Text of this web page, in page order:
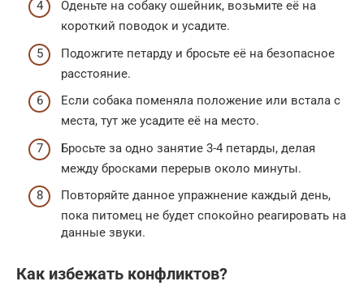
Оденьте на собаку ошейник, возьмите её на
короткий поводок и усадите.
Подожгите петарду и бросьте её на безопасное
расстояние.
Если собака поменяла положение или встала с
места, тут же усадите её на место.
Бросьте за одно занятие 3-4 петарды, делая
между бросками перерыв около минуты.
Повторяйте данное упражнение каждый день,
пока питомец не будет спокойно реагировать на
данные звуки.
Как избежать конфликтов?